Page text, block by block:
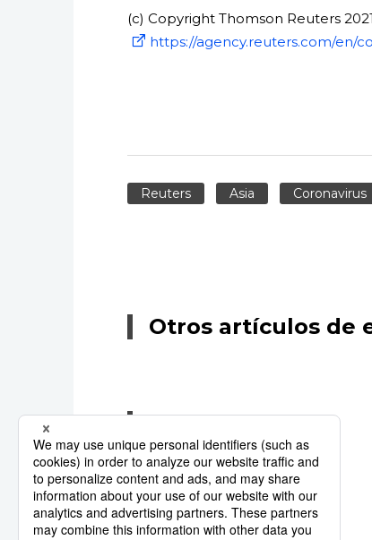
(c) Copyright Thomson Reuters
https://agency.reuters.com/en/
Reuters Asia Coronavirus
Otros artículos de